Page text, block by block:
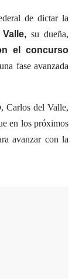
de dictar la
su dueña,
el concurso
fase avanzada
, Carlos del Valle,
en los próximos
avanzar con la